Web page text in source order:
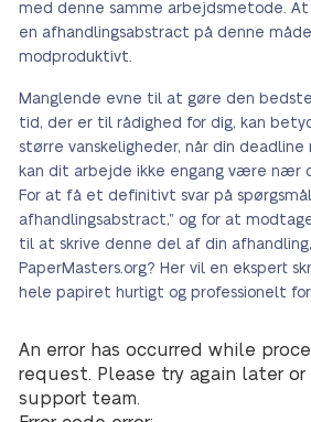
med denne samme arbejdsmetode.
en afhandlingsabstract på denne
modproduktivt.
Manglende evne til at gøre den
tid, der er til rådighed for dig, kan
større vanskeligheder, når din
kan dit arbejde ikke engang være nær
For at få et definitivt svar på
afhandlingsabstract,” og for at
til at skrive denne del af din
PaperMasters.org? Her vil en ekspert
hele papiret hurtigt og professionelt
An error has occurred while
request. Please try again later
support team.